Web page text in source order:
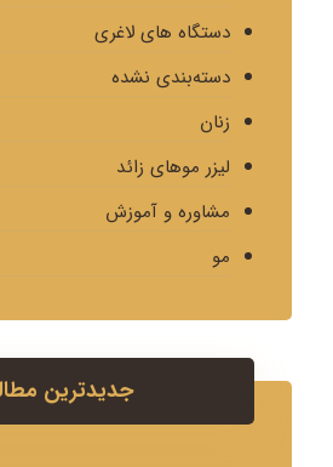
دستگاه های لاغری
دسته‌بندی نشده
زنان
لیزر موهای زائد
مشاوره و آموزش
مو
جدیدترین